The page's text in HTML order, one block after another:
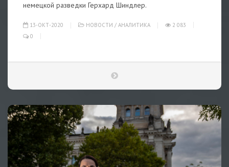
немецкой разведки Герхард Шиндлер.
13-ОКТ-2020 НОВОСТИ / АНАЛИТИКА
2 083
0